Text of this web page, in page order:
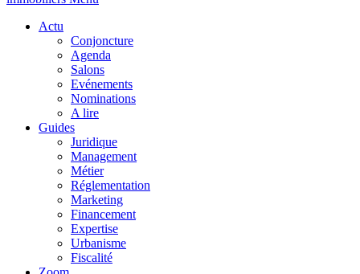
Actu
Conjoncture
Agenda
Salons
Evénements
Nominations
A lire
Guides
Juridique
Management
Métier
Réglementation
Marketing
Financement
Expertise
Urbanisme
Fiscalité